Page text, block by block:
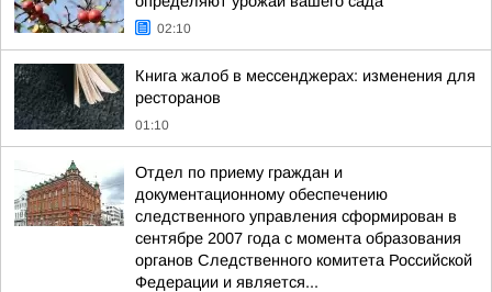
02:10
Книга жалоб в мессенджерах: изменения для
ресторанов
01:10
Отдел по приему граждан и
документационному обеспечению
следственного управления сформирован в
сентябре 2007 года с момента образования
органов Следственного комитета Российской
Федерации и является...